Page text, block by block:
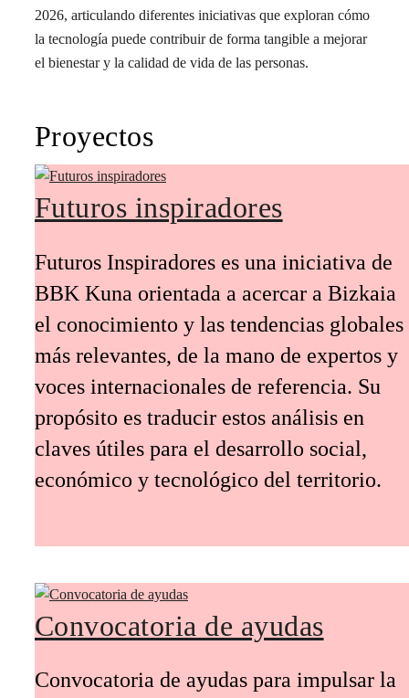
2026, articulando diferentes iniciativas que exploran cómo
la tecnología puede contribuir de forma tangible a mejorar
el bienestar y la calidad de vida de las personas.
Proyectos
Futuros inspiradores
Futuros Inspiradores es una iniciativa de
BBK Kuna orientada a acercar a Bizkaia
el conocimiento y las tendencias globales
más relevantes, de la mano de expertos y
voces internacionales de referencia. Su
propósito es traducir estos análisis en
claves útiles para el desarrollo social,
económico y tecnológico del territorio.
Convocatoria de ayudas
Convocatoria de ayudas para impulsar la